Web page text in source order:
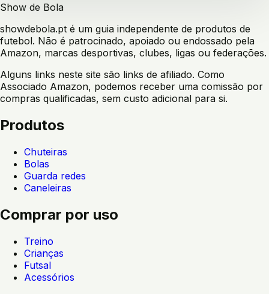
Show de Bola
showdebola.pt é um guia independente de produtos de
futebol. Não é patrocinado, apoiado ou endossado pela
Amazon, marcas desportivas, clubes, ligas ou federações.
Alguns links neste site são links de afiliado. Como
Associado Amazon, podemos receber uma comissão por
compras qualificadas, sem custo adicional para si.
Produtos
Chuteiras
Bolas
Guarda redes
Caneleiras
Comprar por uso
Treino
Crianças
Futsal
Acessórios